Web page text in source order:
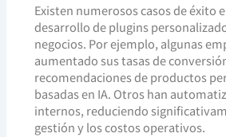
Existen numerosos casos de éxito
desarrollo de plugins
negocios. Por ejemplo, algunas
aumentado sus tasas de
recomendaciones de productos
basadas en IA. Otros han
internos, reduciendo
gestión y los costos operativos.